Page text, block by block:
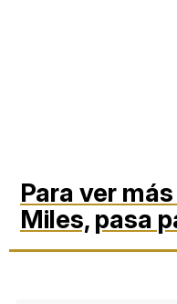
Para ver
Miles, pasa